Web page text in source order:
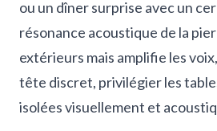
ou un dîner surprise avec un
résonance acoustique de la
extérieurs mais amplifie les
tête discret, privilégier les
isolées visuellement et